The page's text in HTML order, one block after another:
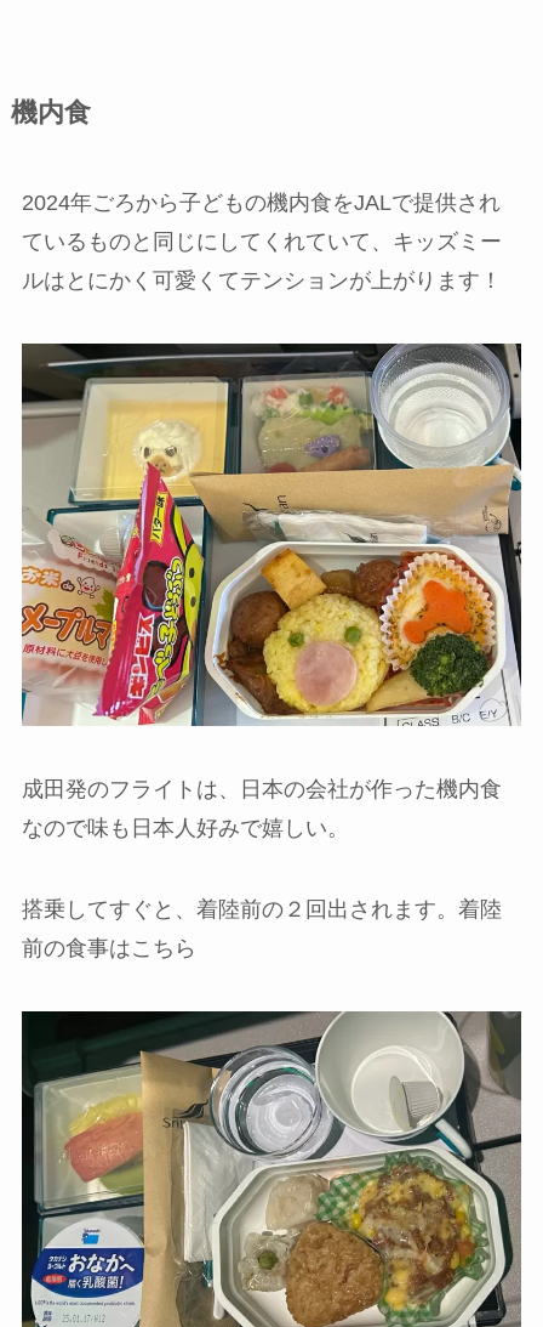
機内食
2024年ごろから子どもの機内食をJALで提供され
ているものと同じにしてくれていて、キッズミー
ルはとにかく可愛くてテンションが上がります！
成田発のフライトは、日本の会社が作った機内食
なので味も日本人好みで嬉しい。
搭乗してすぐと、着陸前の２回出されます。着陸
前の食事はこちら